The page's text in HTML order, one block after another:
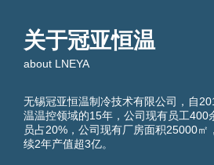
关于冠亚恒温
about LNEYA
无锡冠亚恒温制冷技术有限公司，自
温温控领域的15年，公司现有员工400
员占20%，公司现有厂房面积25000㎡
续2年产值超3亿。